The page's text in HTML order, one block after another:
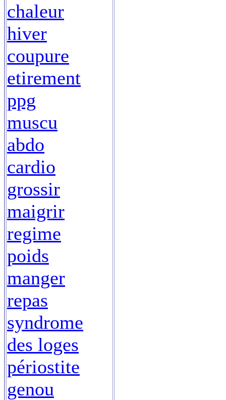
chaleur
hiver
coupure
etirement
ppg
muscu
abdo
cardio
grossir
maigrir
regime
poids
manger
repas
syndrome
des loges
périostite
genou